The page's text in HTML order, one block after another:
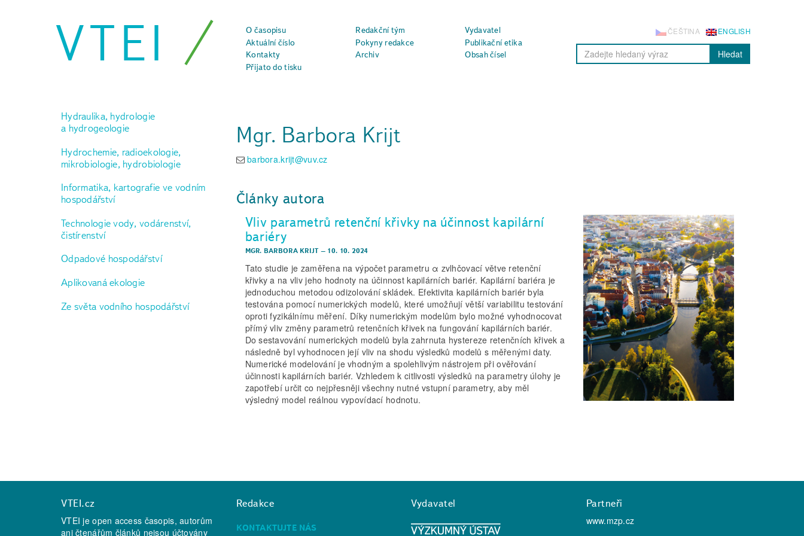
VTEI O časopisu Redakční tým
Vydavatel
Aktuální číslo
Pokyny redakce
Publikační etika
Kontakty
Archiv
Obsah čísel
Přijato do tisku
ENGLISH
ČEŠTINA
Hledat
Hydraulika, hydrologie
a hydrogeologie
Hydrochemie, radioekologie,
mikrobiologie, hydrobiologie
Informatika, kartografie ve vodním
hospodářství
Technologie vody, vodárenství,
čistírenství
Odpadové hospodářství
Aplikovaná ekologie
Ze světa vodního hospodářství
Mgr. Barbora Krijt
barbora.krijt@vuv.cz
Články autora
Vliv parametrů retenční křivky na účinnost kapilární
bariéry
MGR. BARBORA KRIJT– 10. 10. 2024
Tato studie je zaměřena na výpočet parametru α zvlhčovací větve retenční
křivky a na vliv jeho hodnoty na účinnost kapilárních bariér. Kapilární bariéra je
jednoduchou metodou odizolování skládek. Efektivita kapilárních bariér byla
testována pomocí numerických modelů, které umožňují větší variabilitu testování
oproti fyzikálnímu měření. Díky numerickým modelům bylo možné vyhodnocovat
přímý vliv změny parametrů retenčních křivek na fungování kapilárních bariér.
Do sestavování numerických modelů byla zahrnuta hystereze retenčních křivek a
následně byl vyhodnocen její vliv na shodu výsledků modelů s měřenými daty.
Numerické modelování je vhodným a spolehlivým nástrojem při ověřování
účinnosti kapilárních bariér. Vzhledem k citlivosti výsledků na parametry úlohy je
zapotřebí určit co nejpřesněji všechny nutné vstupní parametry, aby měl
výsledný model reálnou vypovídací hodnotu.
VTEI.cz
VTEI je open access časopis, autorům
ani čtenářům článků nejsou účtovány
Redakce
KONTAKTUJTE NÁS
Vydavatel
Partneři
www.mzp.cz